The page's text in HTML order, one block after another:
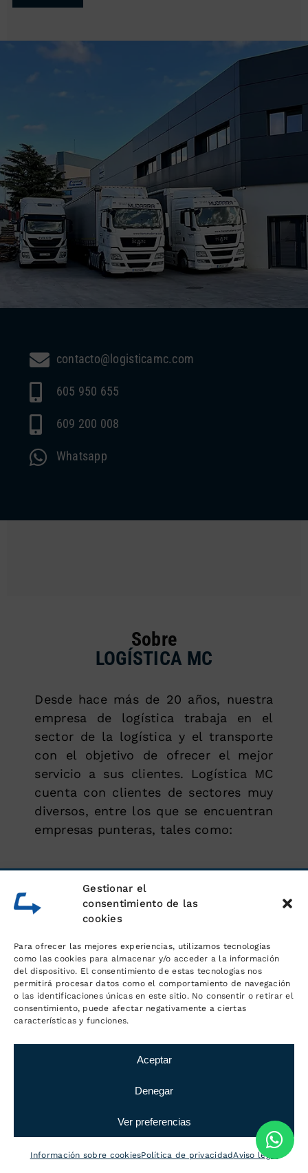
Gestionar el
consentimiento de las
cookies
Para ofrecer las mejores experiencias, utilizamos tecnologías
como las cookies para almacenar y/o acceder a la información
del dispositivo. El consentimiento de estas tecnologías nos
permitirá procesar datos como el comportamiento de navegación
o las identificaciones únicas en este sitio. No consentir o retirar el
consentimiento, puede afectar negativamente a ciertas
características y funciones.
Aceptar
Denegar
Ver preferencias
Información sobre cookiesPolítica de privacidadAviso legal
contacto@logisticamc.com
605 950 655
609 200 008
Whatsapp
Sobre
LOGÍSTICA MC
Desde hace más de 20 años, nuestra
empresa de logística trabaja en el
sector de la logística y el transporte
con el objetivo de ofrecer el mejor
servicio a sus clientes. Logística MC
cuenta con clientes de sectores muy
diversos, entre los que se encuentran
empresas punteras, tales como: